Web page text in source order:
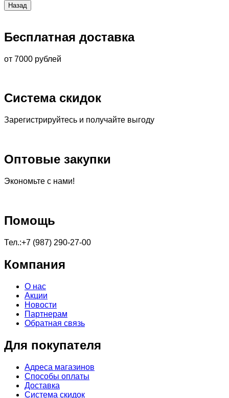
Бесплатная доставка
от 7000 рублей
Система скидок
Зарегистрируйтесь и получайте выгоду
Оптовые закупки
Экономьте с нами!
Помощь
Тел.:+7 (987) 290-27-00
Компания
О нас
Акции
Новости
Партнерам
Обратная связь
Для покупателя
Адреса магазинов
Способы оплаты
Доставка
Система скидок